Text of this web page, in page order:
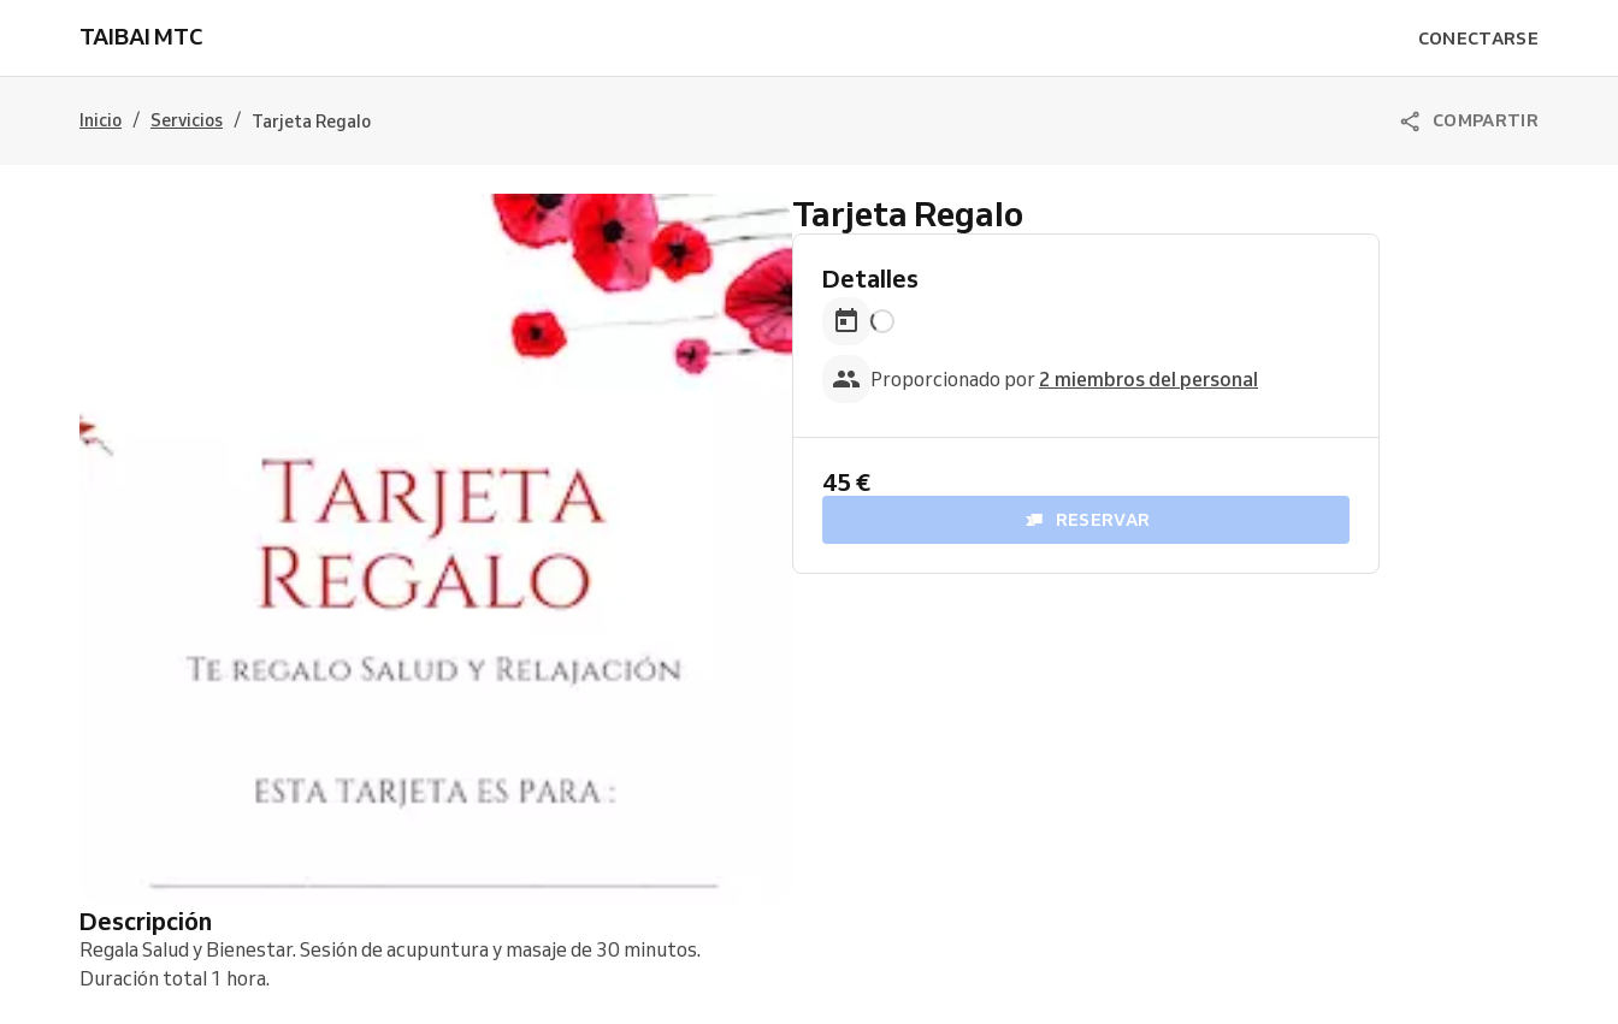
TAIBAI MTC CONECTARSE
Inicio / Servicios / Tarjeta Regalo COMPARTIR
Descripción
Regala Salud y Bienestar. Sesión de acupuntura y masaje de 30 minutos.
Duración total 1 hora.
Tarjeta Regalo
Detalles
Proporcionado por 2 miembros del personal
45 €
RESERVAR